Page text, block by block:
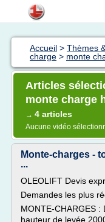
Accueil > Thèmes
charge > monte
Articles
monte charge
→ 4 articles
Aucune vidéo
Monte-charges -
...
OLEOLIFT Devis
Demandes les plus
MONTE-CHARGES
hauteur de levée